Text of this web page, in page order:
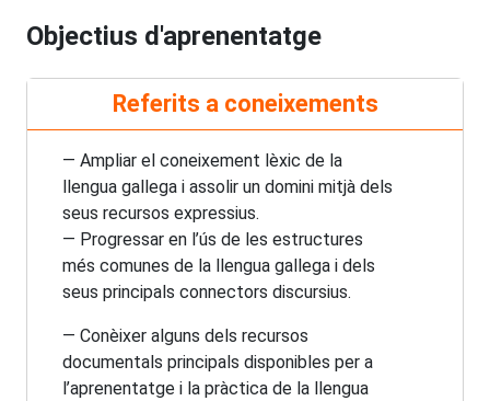
Objectius d'aprenentatge
Referits a coneixements
— Ampliar el coneixement lèxic de la
llengua gallega i assolir un domini mitjà dels
seus recursos expressius.
— Progressar en l’ús de les estructures
més comunes de la llengua gallega i dels
seus principals connectors discursius.
— Conèixer alguns dels recursos
documentals principals disponibles per a
l’aprenentatge i la pràctica de la llengua